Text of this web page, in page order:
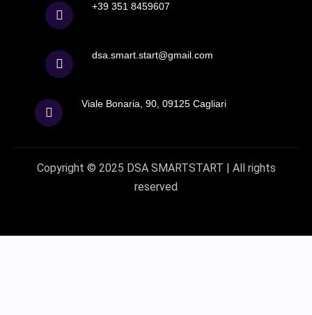
+39 351 8459607
dsa.smart.start@gmail.com
Viale Bonaria, 90, 09125 Cagliari
Copyright © 2025 DSA SMARTSTART | All rights
reserved